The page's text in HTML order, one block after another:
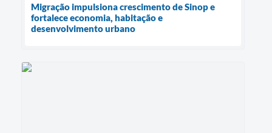
Migração impulsiona crescimento de Sinop e
fortalece economia, habitação e
desenvolvimento urbano